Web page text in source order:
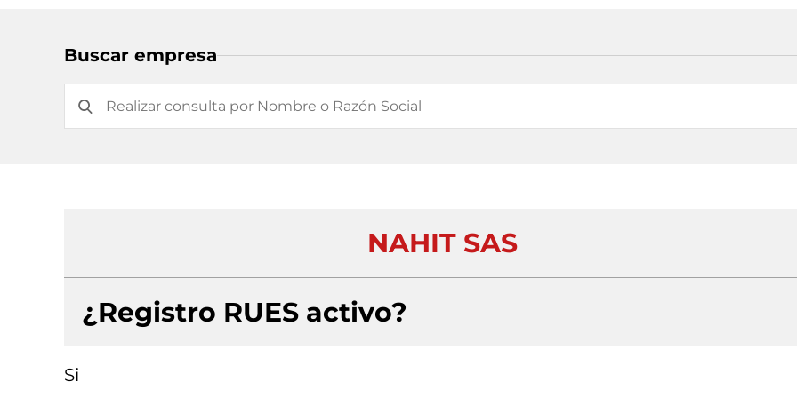
Buscar empresa
NAHIT SAS
¿Registro RUES activo?
Si